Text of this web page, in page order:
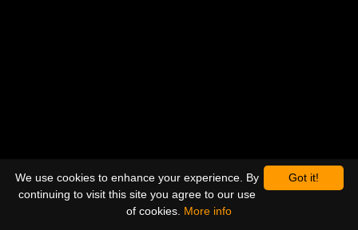
Got it!
We use cookies to enhance your experience. By
continuing to visit this site you agree to our use
of cookies. More info